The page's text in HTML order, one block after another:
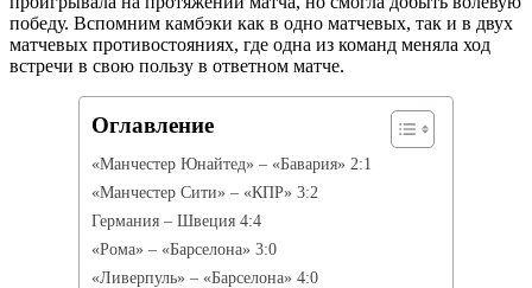
победу. Вспомним камбэки как в одно матчевых, так и в двух
матчевых противостояниях, где одна из команд меняла ход
встречи в свою пользу в ответном матче.
Оглавление
«Манчестер Юнайтед» – «Бавария» 2:1
«Манчестер Сити» – «КПР» 3:2
Германия – Швеция 4:4
«Рома» – «Барселона» 3:0
«Ливерпуль» – «Барселона» 4:0